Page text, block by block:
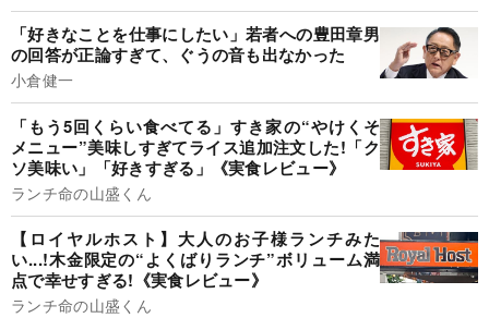
「好きなことを仕事にしたい」若者への豊田章男
の回答が正論すぎて、ぐうの音も出なかった
小倉健一
「もう5回くらい食べてる」すき家の“やけくそ
メニュー”美味しすぎてライス追加注文した!「ク
ソ美味い」「好きすぎる」《実食レビュー》
ランチ命の山盛くん
【ロイヤルホスト】大人のお子様ランチみた
い...!木金限定の“よくばりランチ”ボリューム満
点で幸せすぎる!《実食レビュー》
ランチ命の山盛くん